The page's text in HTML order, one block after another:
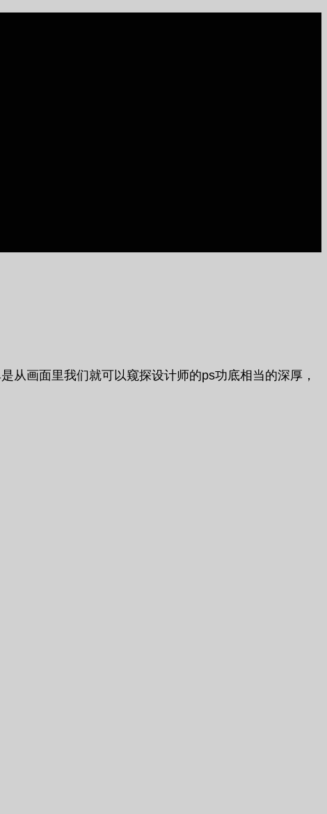
从画面里我们就可以窥探设计师的ps功底相当的深厚，